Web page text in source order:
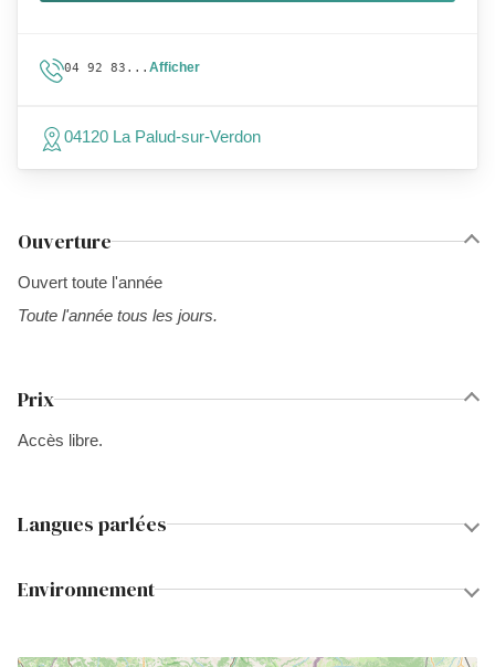
Ouverture
Ouvert toute l'année
Toute l'année tous les jours.
Prix
Accès libre.
Langues parlées
Environnement
04 92 83... Afficher
04120 La Palud-sur-Verdon